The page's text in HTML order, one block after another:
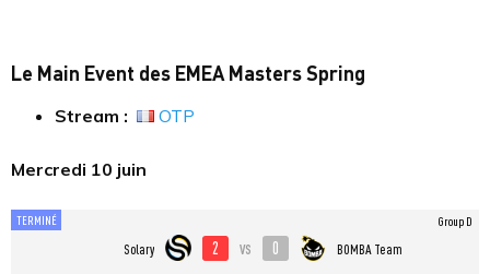
Le Main Event des EMEA Masters Spring
Stream : OTP
Mercredi 10 juin
TERMINÉ
Solary 2 vs 0 BOMBA Team
Group D